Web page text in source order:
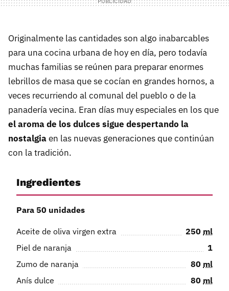
Originalmente las cantidades son algo inabarcables
para una cocina urbana de hoy en día, pero todavía
muchas familias se reúnen para preparar enormes
lebrillos de masa que se cocían en grandes hornos, a
veces recurriendo al comunal del pueblo o de la
panadería vecina. Eran días muy especiales en los que
el aroma de los dulces sigue despertando la
nostalgiaen las nuevas generaciones que continúan
con la tradición.
Ingredientes
Para 50 unidades
Aceite de oliva virgen extra 250 ml
Piel de naranja
1
Zumo de naranja
80 ml
Anís dulce
80 ml